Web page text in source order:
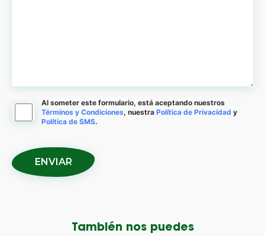
Al someter este formulario, está aceptando nuestros
Términos y Condiciones, nuestra Política de Privacidad y
Política de SMS.
También nos puedes